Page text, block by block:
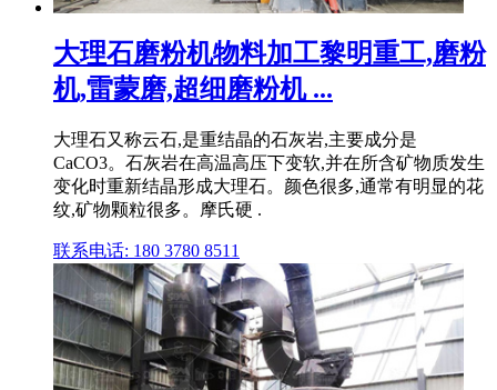
大理石磨粉机物料加工黎明重工,磨粉
机,雷蒙磨,超细磨粉机 ...
大理石又称云石,是重结晶的石灰岩,主要成分是
CaCO3。石灰岩在高温高压下变软,并在所含矿物质发生
变化时重新结晶形成大理石。颜色很多,通常有明显的花
纹,矿物颗粒很多。摩氏硬 .
联系电话: 180 3780 8511